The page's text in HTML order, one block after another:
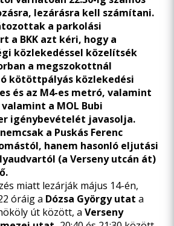
lezárásra kell számítani.
a parkolási
a BKK azt kéri, hogy a
közlekedéssel közelítsék
a megszokottnál
kötöttpályás közlekedési
és az M4-es metró, valamint
a MOL Bubi
igénybevételét javasolja.
a Puskás Ferenc
hanem hasonló eljutási
(a Verseny utcán át)
miatt lezárják május 14-én,
óráig a Dózsa György utat a
út között, a Verseny